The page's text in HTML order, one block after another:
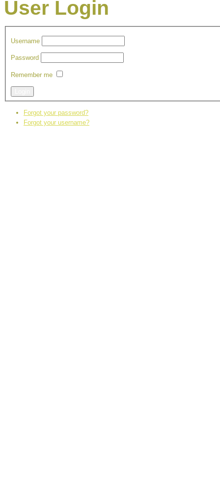
User Login
Username
Password
Remember me
Forgot your password?
Forgot your username?